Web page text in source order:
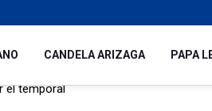
CANDELA ARIZAGA PAPA
con Facundo Moyano: “Tengo